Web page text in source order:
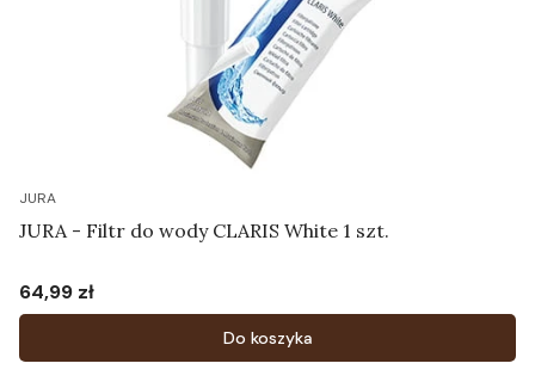
JURA
JURA - Filtr do wody CLARIS White 1 szt.
Cena
64,99 zł
Do koszyka